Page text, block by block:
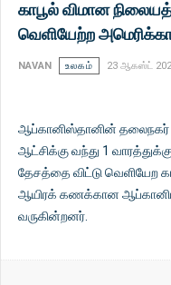
காபூல் விமான
வெளியேற்ற
NAVAN உலகம் 23 ஆகஸ்ட்
ஆப்கானிஸ்தானின் தலைநகர்
ஆட்சிக்கு வந்து 1
தேசத்தை விட்டு வெளியேற
ஆயிரக் கணக்கான
வருகின்றனர்.